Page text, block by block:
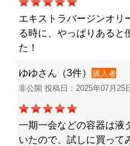
エキストラバージンオリ
る時に、やっぱりあると
た！
ゆゆさん（3件）
購入者
非公開 投稿日：2025年07月25
一期一会などの容器は液
いたので、試しに買って